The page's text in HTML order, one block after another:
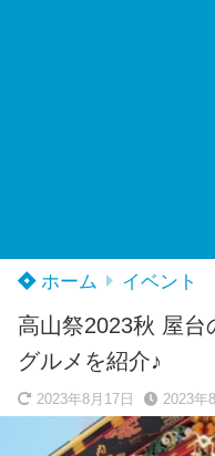
ホーム イベント
高山祭2023秋 屋台
グルメを紹介♪
2023年8月17日 2023年